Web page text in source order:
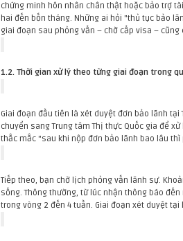
chứng minh hôn nhân chân thật hoặc bảo trợ
hai đến bốn tháng. Những ai hỏi "thủ tục bảo
giai đoạn sau phỏng vấn – chờ cấp visa –
1.2. Thời gian xử lý theo từng giai đoạn trong
Giai đoạn đầu tiên là xét duyệt đơn bảo lãnh
chuyển sang Trung tâm Thị thực Quốc gia để
thắc mắc "sau khi nộp đơn bảo lãnh bao lâu
Tiếp theo, bạn chờ lịch phỏng vấn lãnh sự.
sống. Thông thường, từ lúc nhận thông báo
trong vòng 2 đến 4 tuần. Giai đoạn xét duyệt